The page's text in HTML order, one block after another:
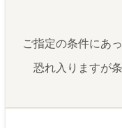
ご指定の条件にあ
恐れ入りますが